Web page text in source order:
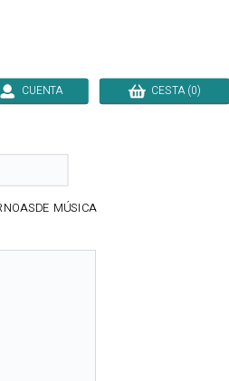
CUENTA CESTA (0)
MÚSICA